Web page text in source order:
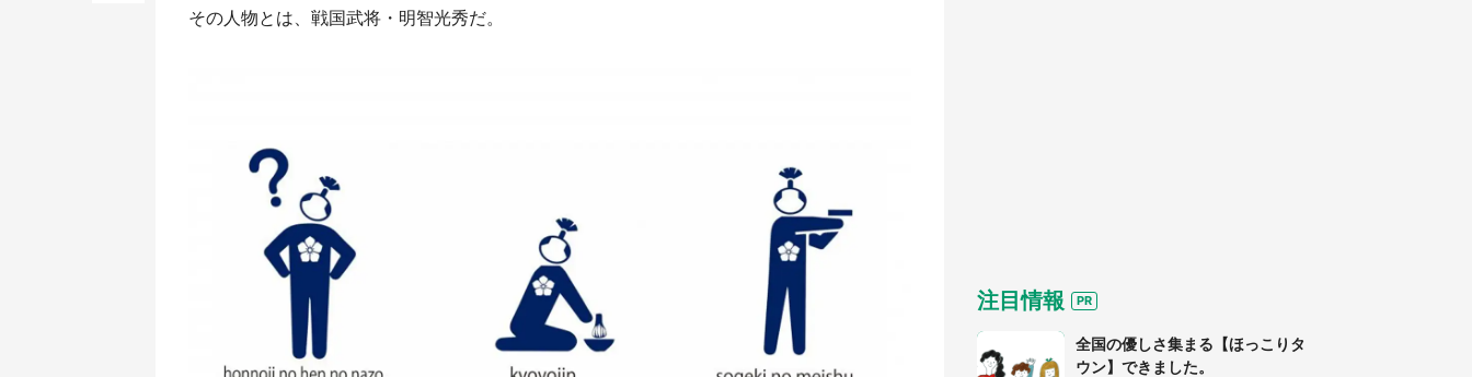
その人物とは、戦国武将・明智光秀だ。
注目情報
全国の優しさ集まる【ほっこりタ
ウン】できました。